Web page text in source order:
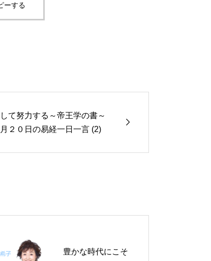
ーする
て努力する～帝王学の書～
月２０日の易経一日一言 (2)

豊かな時代にこそ